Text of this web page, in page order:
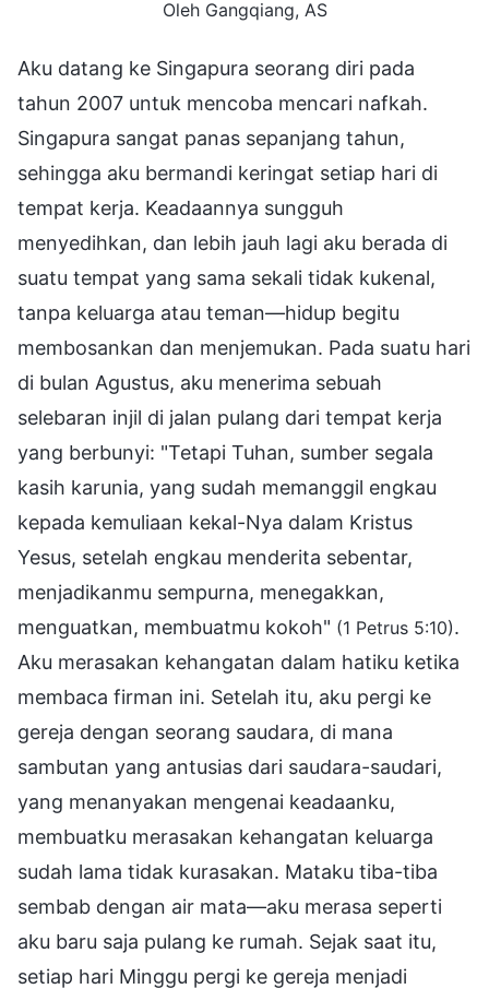
Oleh Gangqiang, AS
Aku datang ke Singapura seorang diri pada
tahun 2007 untuk mencoba mencari nafkah.
Singapura sangat panas sepanjang tahun,
sehingga aku bermandi keringat setiap hari di
tempat kerja. Keadaannya sungguh
menyedihkan, dan lebih jauh lagi aku berada di
suatu tempat yang sama sekali tidak kukenal,
tanpa keluarga atau teman—hidup begitu
membosankan dan menjemukan. Pada suatu hari
di bulan Agustus, aku menerima sebuah
selebaran injil di jalan pulang dari tempat kerja
yang berbunyi: "Tetapi Tuhan, sumber segala
kasih karunia, yang sudah memanggil engkau
kepada kemuliaan kekal-Nya dalam Kristus
Yesus, setelah engkau menderita sebentar,
menjadikanmu sempurna, menegakkan,
menguatkan, membuatmu kokoh" (1 Petrus 5:10).
Aku merasakan kehangatan dalam hatiku ketika
membaca firman ini. Setelah itu, aku pergi ke
gereja dengan seorang saudara, di mana
sambutan yang antusias dari saudara-saudari,
yang menanyakan mengenai keadaanku,
membuatku merasakan kehangatan keluarga
sudah lama tidak kurasakan. Mataku tiba-tiba
sembab dengan air mata—aku merasa seperti
aku baru saja pulang ke rumah. Sejak saat itu,
setiap hari Minggu pergi ke gereja menjadi